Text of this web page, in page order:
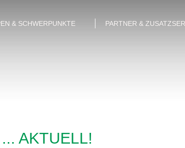
& SCHWERPUNKTE PARTNER &
AKTUELL!